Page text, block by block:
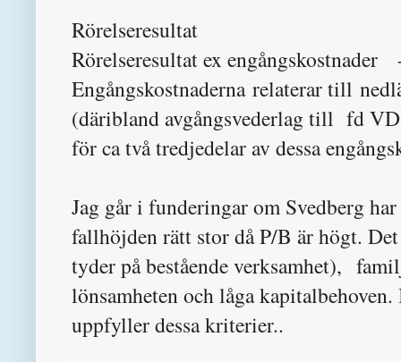
Rörelseresultat
Rörelseresultat ex engångskostnader
Engångskostnaderna relaterar till
(däribland avgångsvederlag till fd
för ca två tredjedelar av dessa
Jag går i funderingar om Svedberg
fallhöjden rätt stor då P/B är högt.
tyder på bestående verksamhet),
lönsamheten och låga
uppfyller dessa kriterier..